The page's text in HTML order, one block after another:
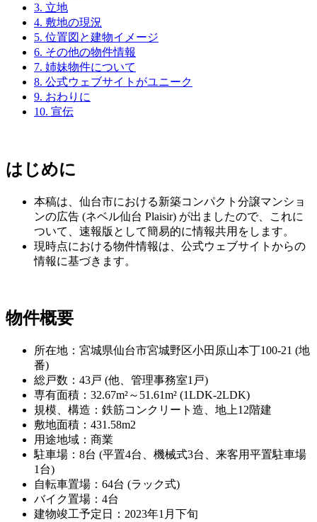
3. 立地
4. 敷地の現況
5. 位置図と建物イメージ
6. その他の物件情報
7. 姉妹物件について
8. 公式ウェブサイトがユニーク
9. おわりに
10. 宣伝
はじめに
本稿は、仙台市における新築コンパクト分譲マンショ
ンの広告 (ネベル仙台 Plaisir) が出ましたので、これに
ついて、速報版として簡易的に情報共用をします。
現時点における物件情報は、公式ウェブサイトからの
情報に基づきます。
物件概要
所在地：宮城県仙台市宮城野区小田原山本丁100-21 (地
番)
総戸数：43戸 (他、管理事務室1戸)
専有面積：32.67m²～51.61m² (1LDK-2LDK)
規模、構造：鉄筋コンクリート造、地上12階建
敷地面積：431.58m2
用途地域：商業
駐車場：8台 (平置4台、機械式3台、来客用平置駐車場
1台)
自転車置場：64台 (ラック式)
バイク置場：4台
建物竣工予定日：2023年1月下旬